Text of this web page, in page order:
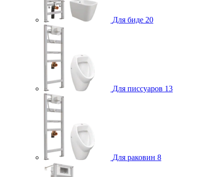
Для биде 20
Для писсуаров 13
Для раковин 8